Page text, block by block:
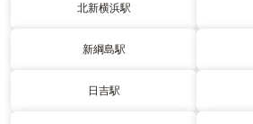
北新横浜駅
新綱島駅
日吉駅